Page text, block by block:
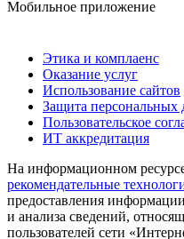
Мобильное приложение
Этика и комплаенс
Оказание услуг
Использование сайтов
Защита персональных
Пользовательское
ИТ аккредитация
На информационном
рекомендательные
предоставления
и анализа сведений,
пользователей сети